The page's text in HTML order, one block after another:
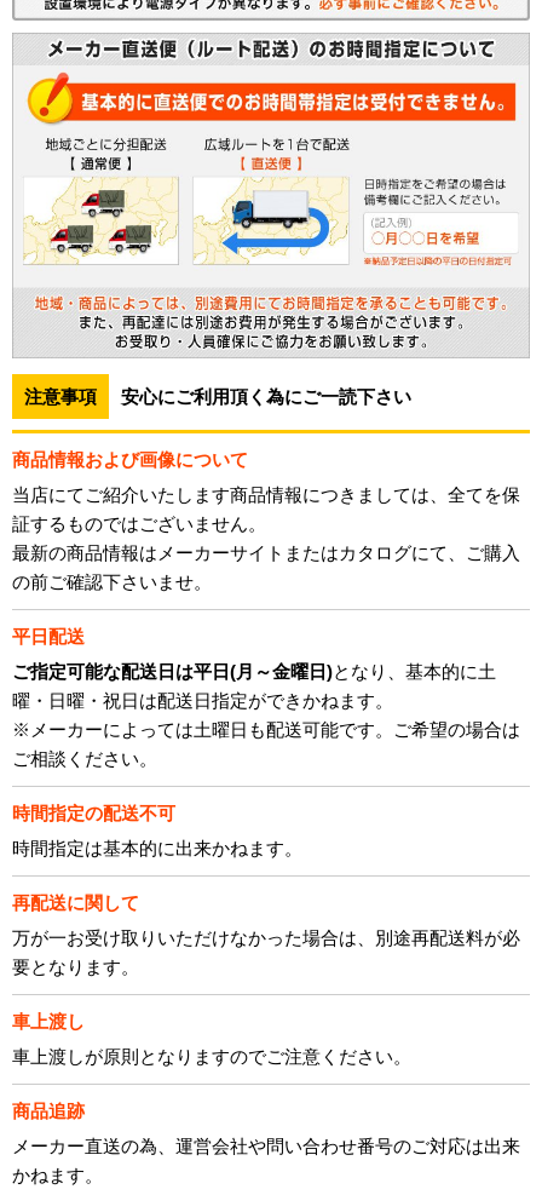
注意事項 安心にご利用頂く為にご一読下さい
商品情報および画像について
当店にてご紹介いたします商品情報につきましては、全てを保
証するものではございません。
最新の商品情報はメーカーサイトまたはカタログにて、ご購入
の前ご確認下さいませ。
平日配送
ご指定可能な配送日は平日(月～金曜日)となり、基本的に土
曜・日曜・祝日は配送日指定ができかねます。
※メーカーによっては土曜日も配送可能です。ご希望の場合は
ご相談ください。
時間指定の配送不可
時間指定は基本的に出来かねます。
再配送に関して
万が一お受け取りいただけなかった場合は、別途再配送料が必
要となります。
車上渡し
車上渡しが原則となりますのでご注意ください。
商品追跡
メーカー直送の為、運営会社や問い合わせ番号のご対応は出来
かねます。